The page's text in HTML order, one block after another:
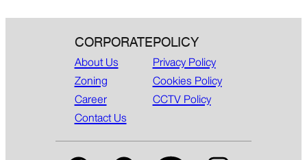
CORPORATE
About Us
Zoning
Career
Contact Us
POLICY
Privacy Policy
Cookies Policy
CCTV Policy